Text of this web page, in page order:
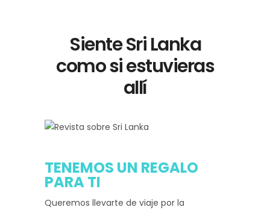
Siente Sri Lanka
como si estuvieras
allí
TENEMOS UN REGALO
PARA TI
Queremos llevarte de viaje por la